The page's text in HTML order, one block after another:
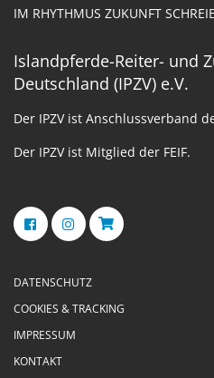
IM RHYTHMUS ZUKUNFT
Islandpferde-Reiter- und
Deutschland (IPZV) e.V.
Der IPZV ist Anschlussverband
Der IPZV ist Mitglied der FEIF.
DATENSCHUTZ
COOKIES & TRACKING
IMPRESSUM
KONTAKT